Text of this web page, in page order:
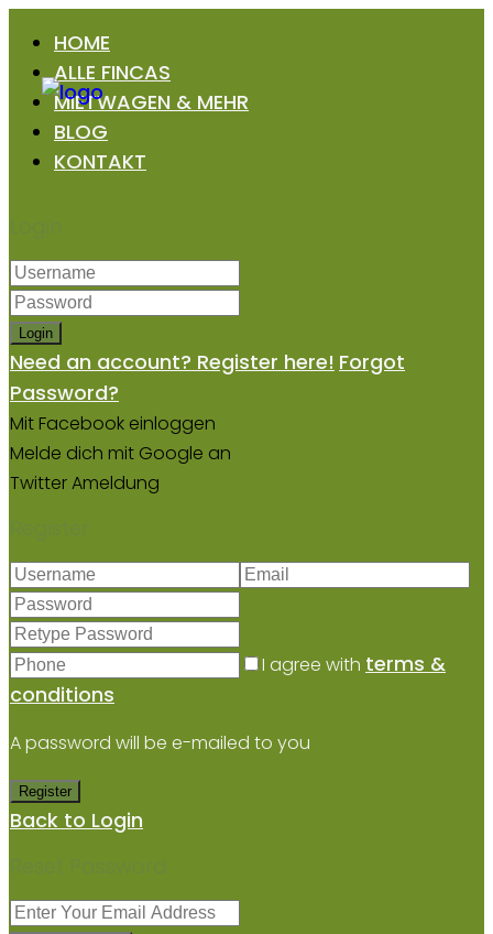
HOME
ALLE FINCAS
MIETWAGEN & MEHR
BLOG
KONTAKT
Login
Login
Need an account? Register here! Forgot
Password?
Mit Facebook einloggen
Melde dich mit Google an
Twitter Ameldung
Register
I agree with terms &
conditions
A password will be e-mailed to you
Register
Back to Login
Reset Password